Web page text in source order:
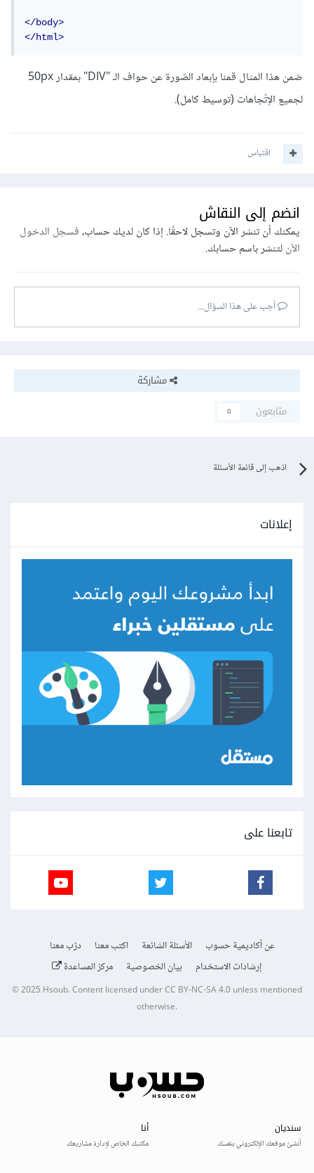
</body>
</html>
ضمن هذا المثال قمنا بإبعاد الصّورة عن حواف الـ "DIV" بمقدار 50px
لجميع الإتّجاهات (توسيط كامل).
اقتباس
انضم إلى النقاش
يمكنك أن تنشر الآن وتسجل لاحقًا. إذا كان لديك حساب،فسجل الدخول
الآنلتنشر باسم حسابك.
أجب على هذا السؤال...
مشاركة
متابعون
0
اذهب إلى قائمة الأسئلة
إعلانات
تابعنا على
عن أكاديمية حسوب الأسئلة الشائعة اكتب معنا
درّب معنا
إرشادات الاستخدام
بيان الخصوصية مركز المساعدة
© 2025Hsoub.Content licensed underCC BY-NC-SA 4.0unless mentioned
otherwise.